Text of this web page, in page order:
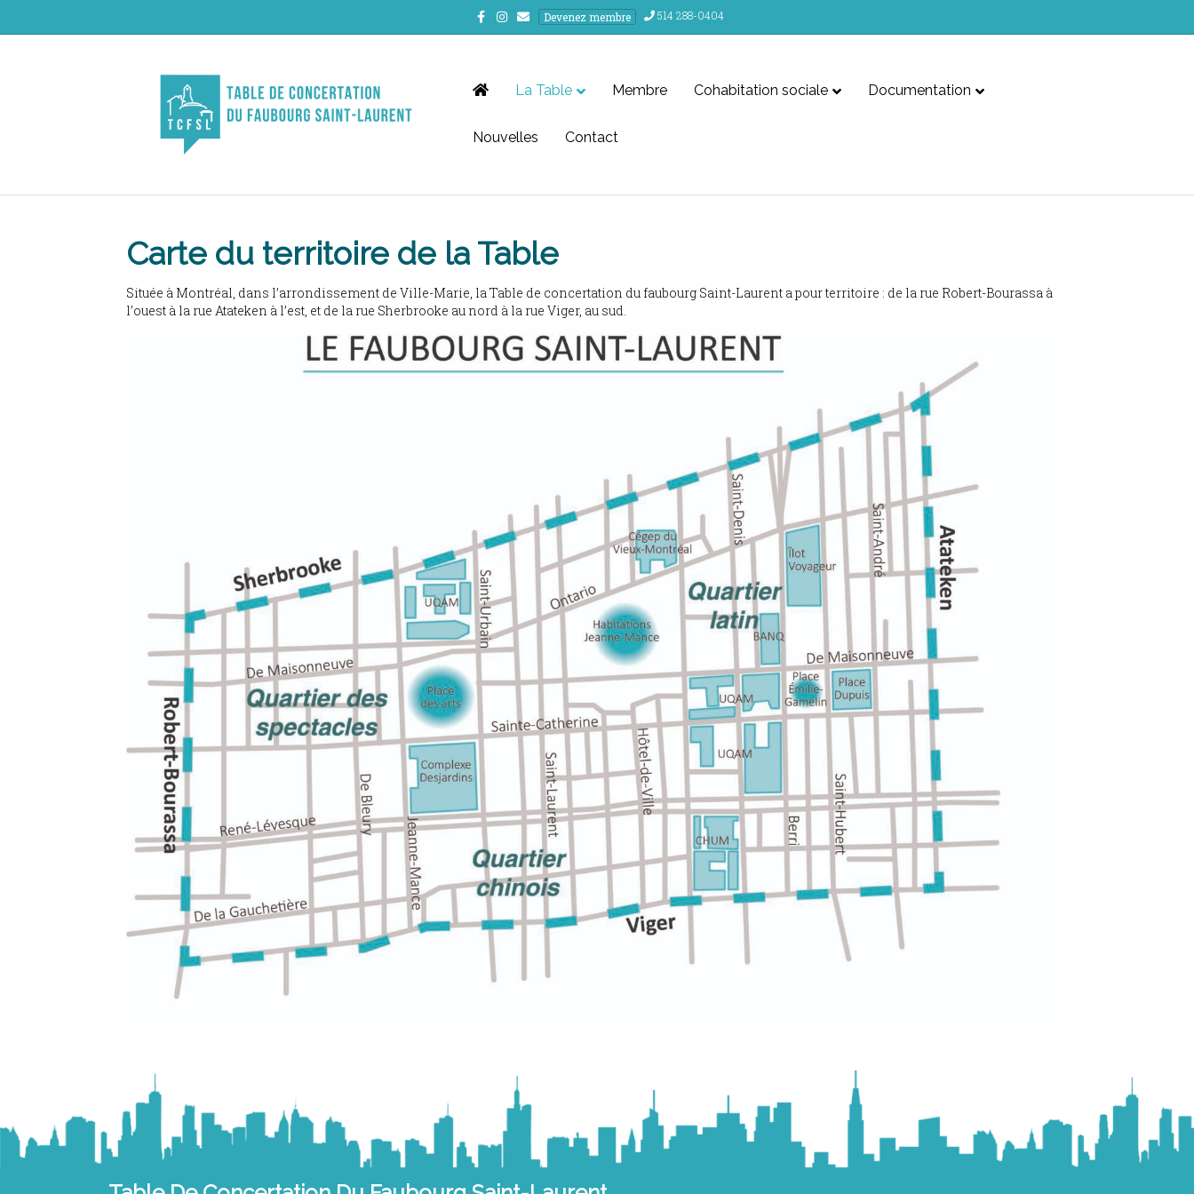
FacebookInstagram
Email Devenez membre 514 288-0404
La Table Membre Cohabitation sociale Documentation
Nouvelles Contact
Carte du territoire de la Table
Située à Montréal, dans l’arrondissement de Ville-Marie, la Table de concertation du faubourg Saint-Laurent a pour territoire : de la rue Robert-Bourassa à
l’ouest à la rue Atateken à l’est, et de la rue Sherbrooke au nord à la rue Viger, au sud.